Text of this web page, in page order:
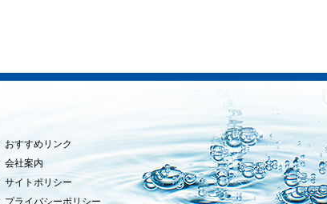
おすすめリンク
会社案内
サイトポリシー